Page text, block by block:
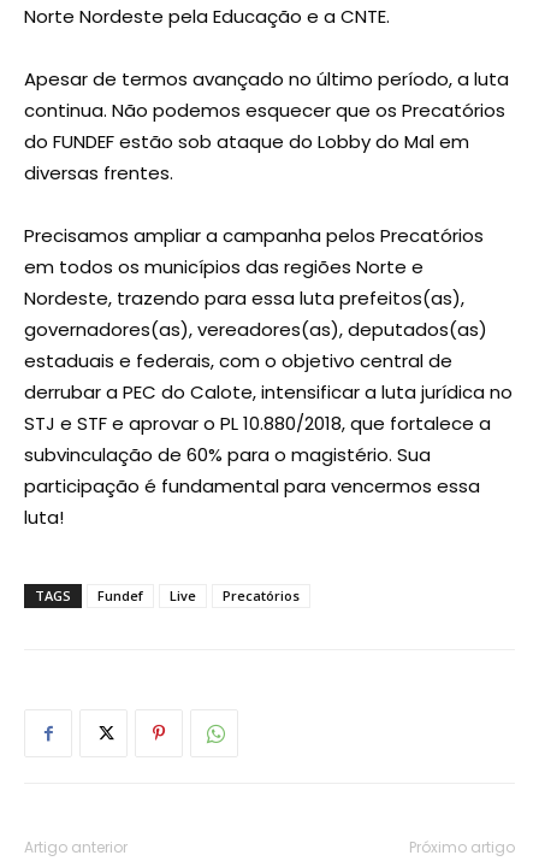
Norte Nordeste pela Educação e a CNTE.
Apesar de termos avançado no último período, a luta
continua. Não podemos esquecer que os Precatórios
do FUNDEF estão sob ataque do Lobby do Mal em
diversas frentes.
Precisamos ampliar a campanha pelos Precatórios
em todos os municípios das regiões Norte e
Nordeste, trazendo para essa luta prefeitos(as),
governadores(as), vereadores(as), deputados(as)
estaduais e federais, com o objetivo central de
derrubar a PEC do Calote, intensificar a luta jurídica no
STJ e STF e aprovar o PL 10.880/2018, que fortalece a
subvinculação de 60% para o magistério. Sua
participação é fundamental para vencermos essa
luta!
TAGS Fundef Live Precatórios
Artigo anterior Próximo artigo